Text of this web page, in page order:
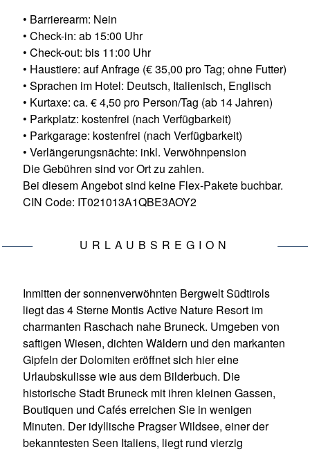
• Barrierearm: Nein
• Check-in: ab 15:00 Uhr
• Check-out: bis 11:00 Uhr
• Haustiere: auf Anfrage (€ 35,00 pro Tag; ohne Futter)
• Sprachen im Hotel: Deutsch, Italienisch, Englisch
• Kurtaxe: ca. € 4,50 pro Person/Tag (ab 14 Jahren)
• Parkplatz: kostenfrei (nach Verfügbarkeit)
• Parkgarage: kostenfrei (nach Verfügbarkeit)
• Verlängerungsnächte: inkl. Verwöhnpension
Die Gebühren sind vor Ort zu zahlen.
Bei diesem Angebot sind keine Flex-Pakete buchbar.
CIN Code: IT021013A1QBE3AOY2
URLAUBSREGION
Inmitten der sonnenverwöhnten Bergwelt Südtirols
liegt das 4 Sterne Montis Active Nature Resort im
charmanten Raschach nahe Bruneck. Umgeben von
saftigen Wiesen, dichten Wäldern und den markanten
Gipfeln der Dolomiten eröffnet sich hier eine
Urlaubskulisse wie aus dem Bilderbuch. Die
historische Stadt Bruneck mit ihren kleinen Gassen,
Boutiquen und Cafés erreichen Sie in wenigen
Minuten. Der idyllische Pragser Wildsee, einer der
bekanntesten Seen Italiens, liegt rund vierzig